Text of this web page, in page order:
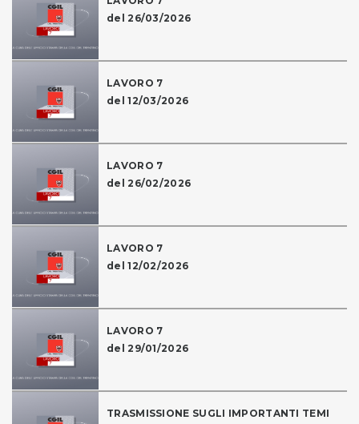
del 26/03/2026
LAVORO 7
del 12/03/2026
LAVORO 7
del 26/02/2026
LAVORO 7
del 12/02/2026
LAVORO 7
del 29/01/2026
TRASMISSIONE SUGLI IMPORTANTI TEMI